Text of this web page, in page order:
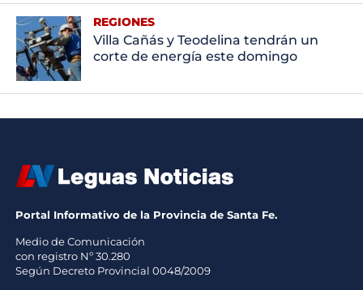
REGIONES
Villa Cañás y Teodelina tendrán un
corte de energía este domingo
Portal Informativo de la Provincia de Santa Fe.
Medio de Comunicación
con registro Nº 30.280
Según Decreto Provincial 0048/2009